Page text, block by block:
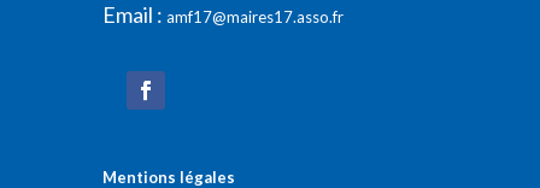
Email : amf17@maires17.asso.fr
Mentions légales